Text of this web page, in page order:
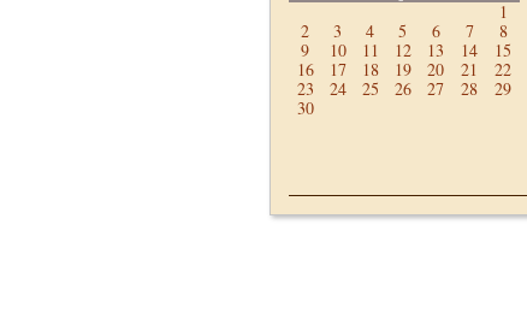
1
2
3 4 5 6 7
8
9
10 11 12 13 14
15
16
17 18 19 20 21
22
23
24 25 26 27 28
29
30